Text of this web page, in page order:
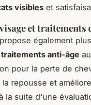
visibles et
et traitements
également
traitements anti-âge
pour la perte de
repousse et
la suite d'une